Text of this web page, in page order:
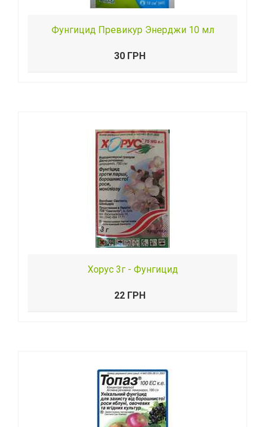
Фунгицид Превикур Энерджи 10 мл
30 ГРН
Хорус 3г - Фунгицид
22 ГРН